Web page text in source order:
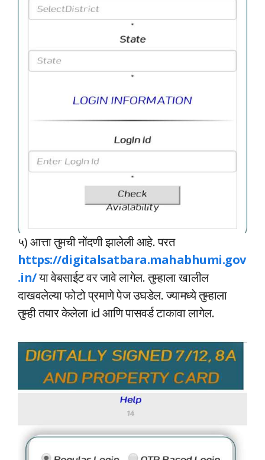
५) आत्ता तुमची नोंदणी झालेली आहे. परत
https://digitalsatbara.mahabhumi.gov
.in/या वेबसाईट वर जावे लागेल. तुम्हाला खालील
दाखवलेल्या फोटो प्रमाणे पेज उघडेल. ज्यामध्ये तुम्हाला
तुम्ही तयार केलेला id आणि पासवर्ड टाकावा लागेल.